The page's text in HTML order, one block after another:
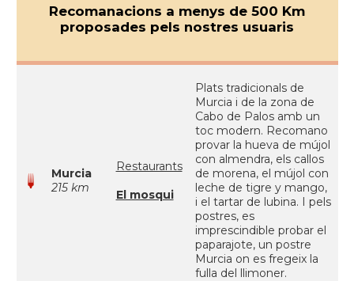
Recomanacions a menys de 500 Km
proposades pels nostres usuaris
Murcia
215 km
Restaurants
El mosqui
Plats tradicionals de
Murcia i de la zona de
Cabo de Palos amb un
toc modern. Recomano
provar la hueva de mújol
con almendra, els callos
de morena, el mújol con
leche de tigre y mango,
i el tartar de lubina. I pels
postres, es
imprescindible probar el
paparajote, un postre
Murcia on es fregeix la
fulla del llimoner.